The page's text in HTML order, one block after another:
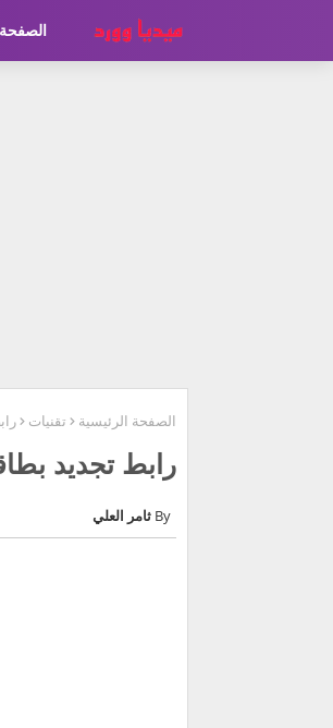
الصفحة الرئيسية تقنيات
رابط تجديد
ثامر العلي